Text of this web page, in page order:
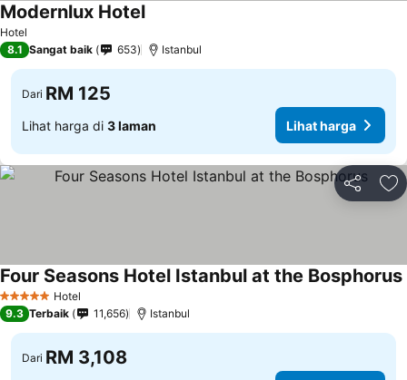
Hotel
Modernlux Hotel
8.1 Sangat baik 653 Istanbul
Dari RM 125
Lihat harga di 3 laman Lihat harga
Kongsi
5 Bintang Hotel
Four Seasons Hotel Istanbul at the Bosphorus
9.3 Terbaik 11,656 Istanbul
Dari RM 3,108